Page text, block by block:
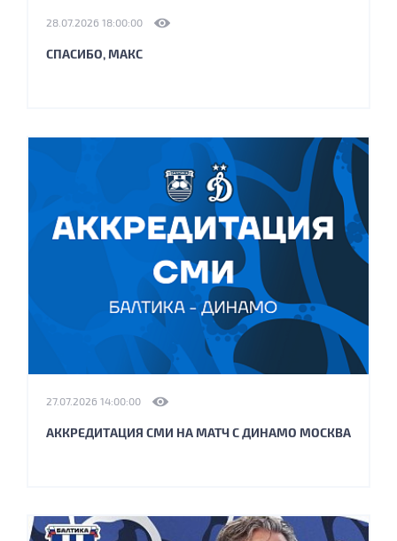
28.07.2026 18:00:00
СПАСИБО, МАКС
27.07.2026 14:00:00
АККРЕДИТАЦИЯ СМИ НА МАТЧ С ДИНАМО МОСКВА